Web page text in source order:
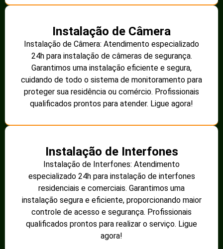
Instalação de Câmera
Instalação de Câmera: Atendimento especializado
24h para instalação de câmeras de segurança.
Garantimos uma instalação eficiente e segura,
cuidando de todo o sistema de monitoramento para
proteger sua residência ou comércio. Profissionais
qualificados prontos para atender. Ligue agora!
Instalação de Interfones
Instalação de Interfones: Atendimento
especializado 24h para instalação de interfones
residenciais e comerciais. Garantimos uma
instalação segura e eficiente, proporcionando maior
controle de acesso e segurança. Profissionais
qualificados prontos para realizar o serviço. Ligue
agora!